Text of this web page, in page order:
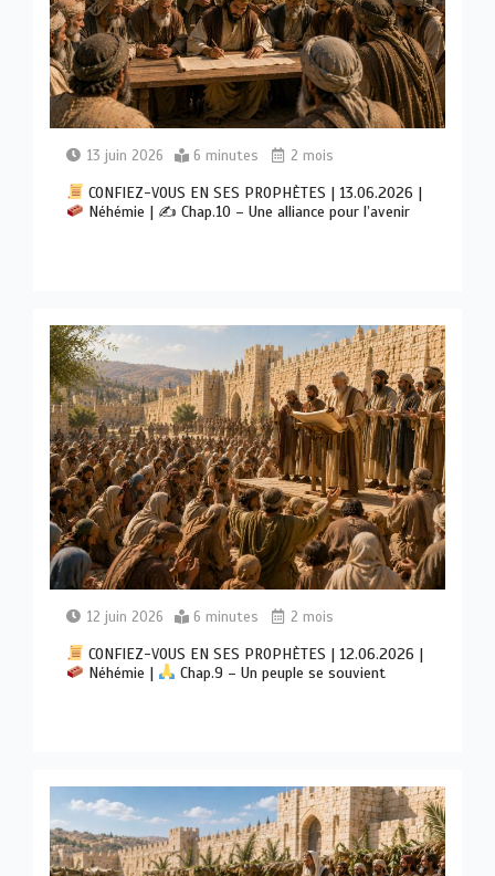
13 juin 2026 6 minutes 2 mois
CONFIEZ-VOUS EN SES PROPHÈTES | 13.06.2026 |
Néhémie | ✍ Chap.10 – Une alliance pour l’avenir
12 juin 2026 6 minutes 2 mois
CONFIEZ-VOUS EN SES PROPHÈTES | 12.06.2026 |
Néhémie |
Chap.9 – Un peuple se souvient